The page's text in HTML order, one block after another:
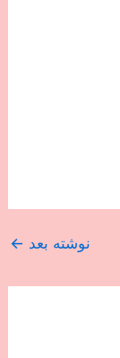
نوشته بعد ←